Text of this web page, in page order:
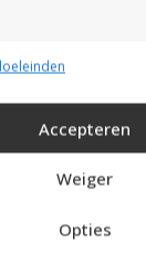
Accepteren
Weiger
Opties